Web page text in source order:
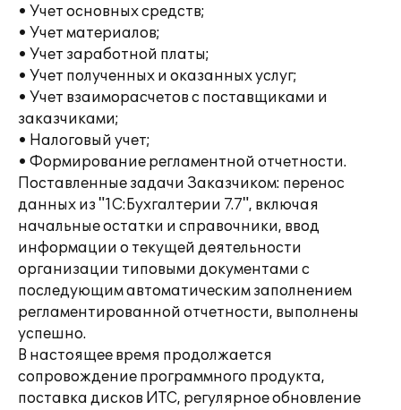
• Учет основных средств;
• Учет материалов;
• Учет заработной платы;
• Учет полученных и оказанных услуг;
• Учет взаиморасчетов с поставщиками и
заказчиками;
• Налоговый учет;
• Формирование регламентной отчетности.
Поставленные задачи Заказчиком: перенос
данных из "1С:Бухгалтерии 7.7", включая
начальные остатки и справочники, ввод
информации о текущей деятельности
организации типовыми документами с
последующим автоматическим заполнением
регламентированной отчетности, выполнены
успешно.
В настоящее время продолжается
сопровождение программного продукта,
поставка дисков ИТС, регулярное обновление